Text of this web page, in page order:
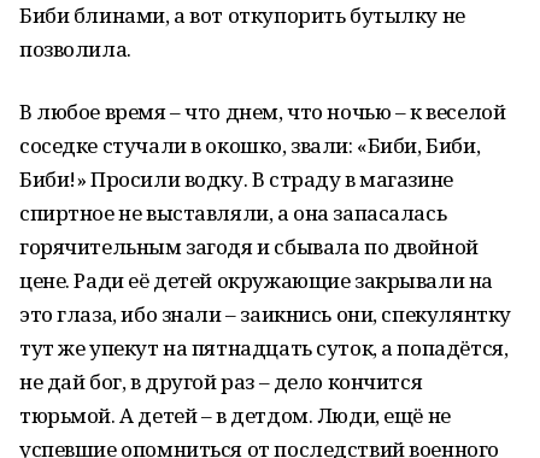
Биби блинами, а вот откупорить бутылку не
позволила.
В любое время – что днем, что ночью – к веселой
соседке стучали в окошко, звали: «Биби, Биби,
Биби!» Просили водку. В страду в магазине
спиртное не выставляли, а она запасалась
горячительным загодя и сбывала по двойной
цене. Ради её детей окружающие закрывали на
это глаза, ибо знали – заикнись они, спекулянтку
тут же упекут на пятнадцать суток, а попадётся,
не дай бог, в другой раз – дело кончится
тюрьмой. А детей – в детдом. Люди, ещё не
успевшие опомниться от последствий военного